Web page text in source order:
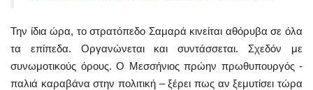
Την ίδια ώρα, το στρατόπεδο Σαμαρά κινείται αθόρυβα σε όλα
τα επίπεδα. Οργανώνεται και συντάσσεται. Σχεδόν με
συνωμοτικούς όρους. Ο Μεσσήνιος πρώην πρωθυπουργός -
παλιά καραβάνα στην πολιτική – ξέρει πως αν ξεμυτίσει τώρα